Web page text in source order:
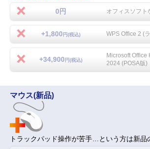
0円 オフィスソフト
+1,800 円(税込) WPS Office 2 (
+34,900 円(税込)
Microsoft
2024 (POSA版)
マウス(新品)
トラックパッド操作が苦手…という方は新品